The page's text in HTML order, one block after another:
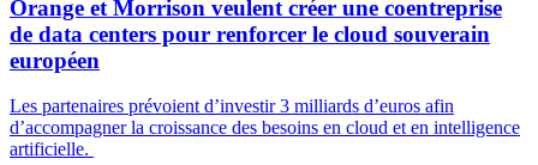
Orange et Morrison veulent créer une coentreprise
de data centers pour renforcer le cloud souverain
européen
Les partenaires prévoient d’investir 3 milliards d’euros afin
d’accompagner la croissance des besoins en cloud et en intelligence
artificielle.